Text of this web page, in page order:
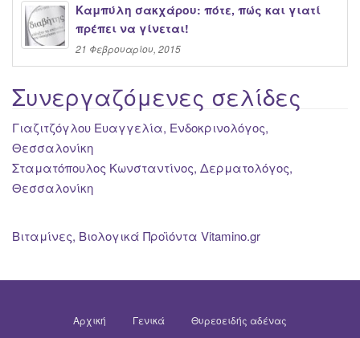
Καμπύλη σακχάρου: πότε, πώς και γιατί
πρέπει να γίνεται!
21 Φεβρουαρίου, 2015
Συνεργαζόμενες σελίδες
Γιαζιτζόγλου Ευαγγελία, Ενδοκρινολόγος,
Θεσσαλονίκη
Σταματόπουλος Κωνσταντίνος, Δερματολόγος,
Θεσσαλονίκη
Βιταμίνες, Βιολογικά Προϊόντα Vitamino.gr
Αρχική Γενικά Θυρεοειδής αδένας